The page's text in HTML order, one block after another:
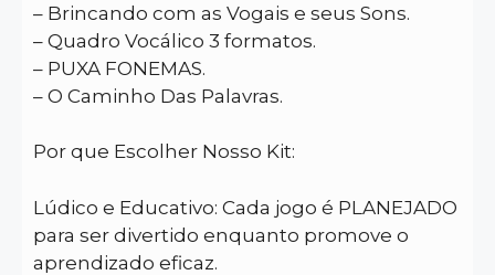
– Brincando com as Vogais e seus Sons.
– Quadro Vocálico 3 formatos.
– PUXA FONEMAS.
– O Caminho Das Palavras.
Por que Escolher Nosso Kit:
Lúdico e Educativo: Cada jogo é PLANEJADO
para ser divertido enquanto promove o
aprendizado eficaz.